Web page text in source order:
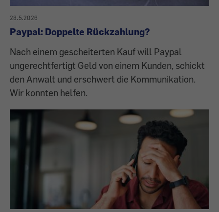
28.5.2026
Paypal: Doppelte Rückzahlung?
Nach einem gescheiterten Kauf will Paypal
ungerechtfertigt Geld von einem Kunden, schickt
den Anwalt und erschwert die Kommunikation.
Wir konnten helfen.